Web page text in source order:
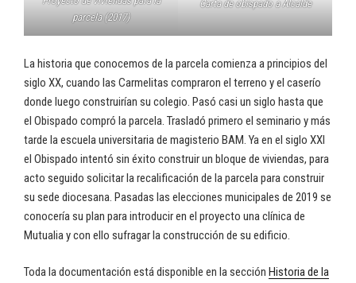
parcela (2017)
Carta de obispado a Alcalde
La historia que conocemos de la parcela comienza a principios del
siglo XX, cuando las Carmelitas compraron el terreno y el caserío
donde luego construirían su colegio. Pasó casi un siglo hasta que
el Obispado compró la parcela. Trasladó primero el seminario y más
tarde la escuela universitaria de magisterio BAM. Ya en el siglo XXI
el Obispado intentó sin éxito construir un bloque de viviendas, para
acto seguido solicitar la recalificación de la parcela para construir
su sede diocesana. Pasadas las elecciones municipales de 2019 se
conocería su plan para introducir en el proyecto una clínica de
Mutualia y con ello sufragar la construcción de su edificio.
Toda la documentación está disponible en la sección Historia de la